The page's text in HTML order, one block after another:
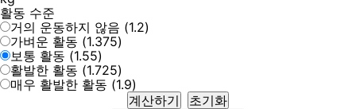
활동 수준
거의 운동하지 않음 (1.2)
가벼운 활동 (1.375)
보통 활동 (1.55)
활발한 활동 (1.725)
매우 활발한 활동 (1.9)
계산하기
초기화